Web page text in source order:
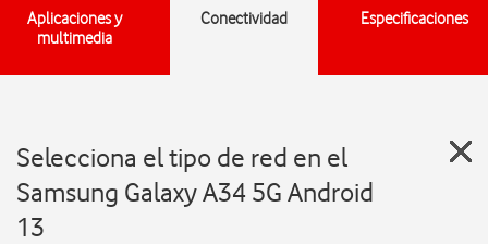
Aplicaciones y
multimedia
Conectividad Especificaciones
Selecciona el tipo de red en el
Samsung Galaxy A34 5G Android
13